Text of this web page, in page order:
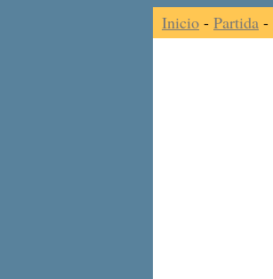
Inicio - Partida -